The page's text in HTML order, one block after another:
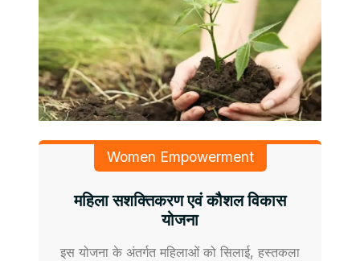
Women Empowerment
महिला सशक्तिकरण एवं कौशल विकास
योजना
इस योजना के अंतर्गत महिलाओं को सिलाई, हस्तकला